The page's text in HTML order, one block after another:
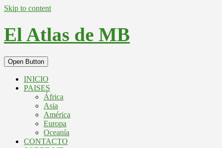
Skip to content
El Atlas de MB
Open Button
INICIO
PAISES
África
Asia
América
Europa
Oceanía
CONTACTO